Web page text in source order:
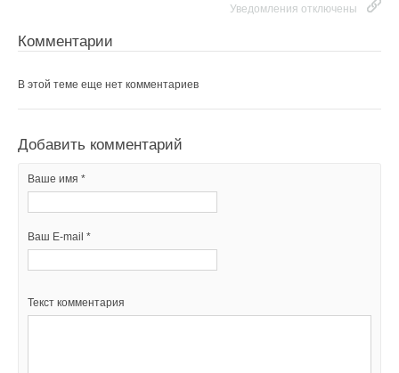
Уведомления отключены
Комментарии
В этой теме еще нет комментариев
Добавить комментарий
Ваше имя *
Ваш E-mail *
Текст комментария